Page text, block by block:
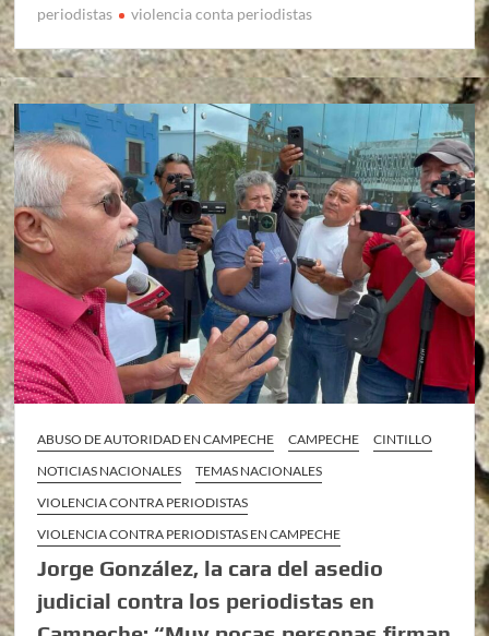
periodistas
violencia conta periodistas
ABUSO DE AUTORIDAD EN CAMPECHE CAMPECHE
CINTILLO
NOTICIAS NACIONALES
TEMAS NACIONALES
VIOLENCIA CONTRA PERIODISTAS
VIOLENCIA CONTRA PERIODISTAS EN CAMPECHE
Jorge González, la cara del asedio
judicial contra los periodistas en